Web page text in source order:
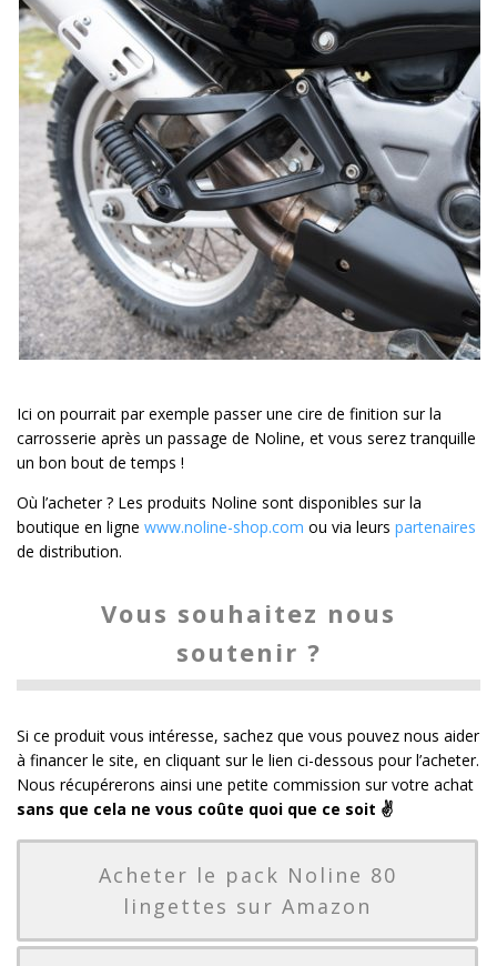
Ici on pourrait par exemple passer une cire de finition sur la
carrosserie après un passage de Noline, et vous serez tranquille
un bon bout de temps !
Où l’acheter ? Les produits Noline sont disponibles sur la
boutique en ligne www.noline-shop.com ou via leurs partenaires
de distribution.
Vous souhaitez nous
soutenir ?
Si ce produit vous intéresse, sachez que vous pouvez nous aider
à financer le site, en cliquant sur le lien ci-dessous pour l’acheter.
Nous récupérerons ainsi une petite commission sur votre achat
sans que cela ne vous coûte quoi que ce soit ✌️
Acheter le pack Noline 80
lingettes sur Amazon